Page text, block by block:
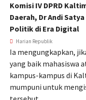
Komisi IV DPRD
Daerah, Dr Andi
Politik di Era Digital
Harian Republik
Ia mengungkapkan,
yang baik mahasiswa
kampus-kampus di
mumpuni untuk